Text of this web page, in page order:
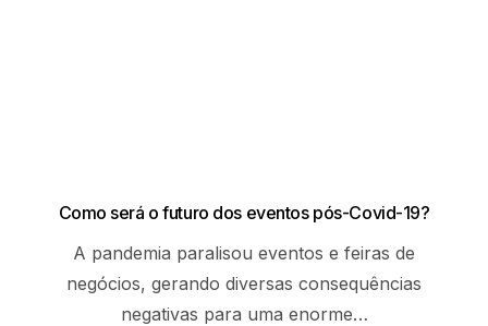
Como será o futuro dos eventos pós-Covid-19?
A pandemia paralisou eventos e feiras de
negócios, gerando diversas consequências
negativas para uma enorme…